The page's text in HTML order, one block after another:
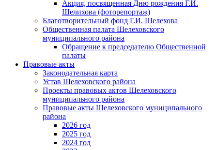
Акция, посвященная Дню рождения Г.И.
Шелихова (фоторепортаж)
Благотворительный фонд Г.И. Шелехова
Общественная палата Шелеховского
муниципального района
Обращение к председателю Общественной
палаты
Правовые акты
Законодательная карта
Устав Шелеховского района
Проекты правовых актов Шелеховского
муниципального района
Правовые акты Шелеховского муниципального
района
2026 год
2025 год
2024 год